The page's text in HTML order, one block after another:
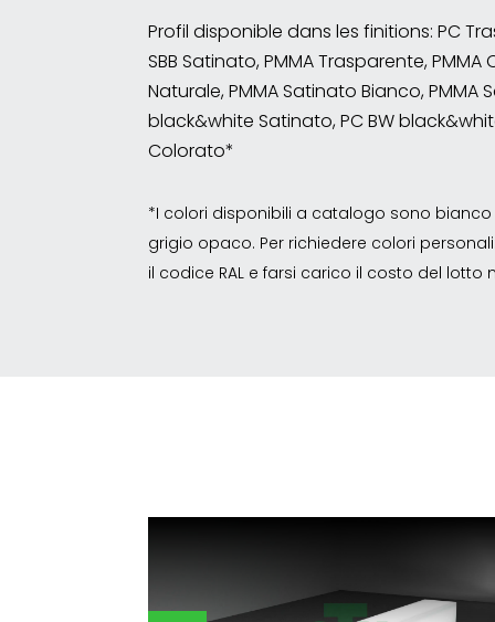
Profil disponible dans les finitions: PC
SBB Satinato, PMMA Trasparente, PMMA
Naturale, PMMA Satinato Bianco, PMMA
black&white Satinato, PC BW
Colorato*
*I colori disponibili a catalogo sono
grigio opaco. Per richiedere colori
il codice RAL e farsi carico il costo del lotto